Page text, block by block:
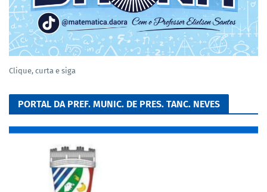
Clique, curta e siga
PORTAL DA PREF. MUNIC. DE PRES. TANC. NEVES